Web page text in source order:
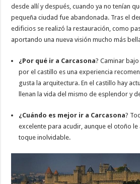
desde allí y después, cuando ya no tenían
pequeña ciudad fue abandonada. Tras el
edificios se realizó la restauración, como
aportando una nueva visión mucho más
¿Por qué ir a Carcasona? Caminar
por el castillo es una experiencia
gusta la arquitectura. En el castillo hay
llenan la vida del mismo de esplendor y
¿Cuándo es mejor ir a Carcasona?
excelente para acudir, aunque el otoño
toque inolvidable.